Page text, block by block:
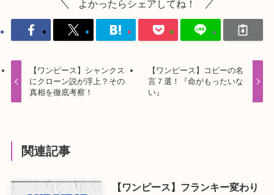
よかったらシェアしてね！
【ワンピース】シャンクス
にクローン説が浮上？その
真相を徹底考察！
【ワンピース】コビーの名
言７選！『命がもったいな
い』
関連記事
【ワンピース】フランキー変わり